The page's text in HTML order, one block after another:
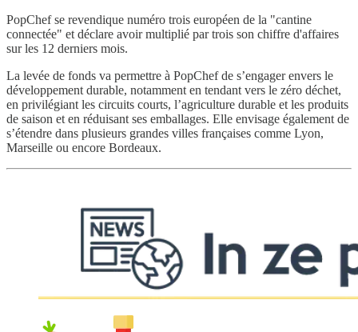
PopChef se revendique numéro trois européen de la "cantine
connectée" et déclare avoir multiplié par trois son chiffre d'affaires
sur les 12 derniers mois.
La levée de fonds va permettre à PopChef de s’engager envers le
développement durable, notamment en tendant vers le zéro déchet,
en privilégiant les circuits courts, l’agriculture durable et les produits
de saison et en réduisant ses emballages. Elle envisage également de
s’étendre dans plusieurs grandes villes françaises comme Lyon,
Marseille ou encore Bordeaux.